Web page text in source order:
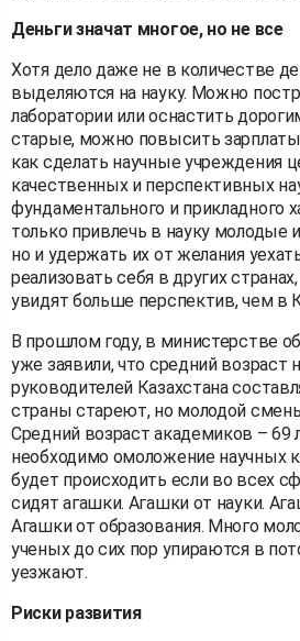
Деньги значат многое, но не все
Хотя дело даже не в количестве
выделяются на науку. Можно
лаборатории или оснастить
старые, можно повысить
как сделать научные учреждения
качественных и перспективных
фундаментального и прикладного
только привлечь в науку молодые
но и удержать их от желания
реализовать себя в других
увидят больше перспектив, чем в
В прошлом году, в министерстве
уже заявили, что средний возраст
руководителей Казахстана
страны стареют, но молодой
Средний возраст академиков – 69
необходимо омоложение научных
будет происходить если во всех
сидят агашки. Агашки от науки.
Агашки от образования. Много
ученых до сих пор упираются в
уезжают.
Риски развития